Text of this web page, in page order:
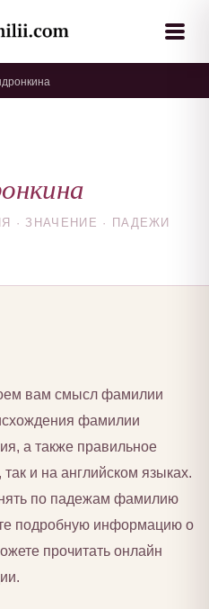
· ЗНАЧЕНИЕ · ПАДЕЖИ
вам смысл фамилии
фамилии
а также правильное
и на английском языках.
по падежам фамилию
подробную информацию о
прочитать онлайн